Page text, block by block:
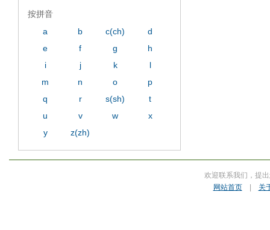
按拼音
a
b c(ch)
d
e
f g
h
i
j k
l
m
n o
p
q
r s(sh)
t
u
v w
x
y
z(zh)
欢迎联系我们，提
网站首页| 关